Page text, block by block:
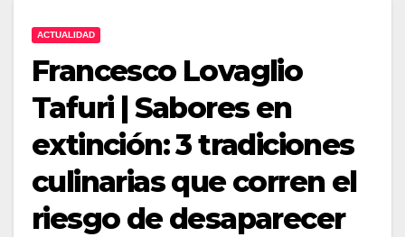
ACTUALIDAD
Francesco Lovaglio
Tafuri | Sabores en
extinción: 3 tradiciones
culinarias que corren el
riesgo de desaparecer